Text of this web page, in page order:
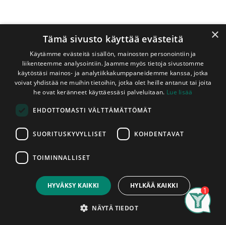
16,40€
Account
Shop Puuruuvi 6x200 mm Uppokanta 25 kpl/ltk
Puuruuvi 6x200 mm Uppokanta 25
kpl/ltk
Sis. ALV 25,5 %
Lisää koriin
×
Tämä sivusto käyttää evästeitä
Käytämme evästeitä sisällön, mainosten personointiin ja
liikenteemme analysointiin. Jaamme myös tietoja sivustomme
käytöstäsi mainos- ja analytiikkakumppaneidemme kanssa, jotka
voivat yhdistää ne muihin tietoihin, jotka olet heille antanut tai joita
he ovat keränneet käyttäessäsi palveluitaan. Lue lisää
EHDOTTOMASTI VÄLTTÄMÄTTÖMÄT
SUORITUSKYVYLLISET KOHDENTAVAT
TOIMINNALLISET
HYVÄKSY KAIKKI HYLKÄÄ KAIKKI
NÄYTÄ TIEDOT